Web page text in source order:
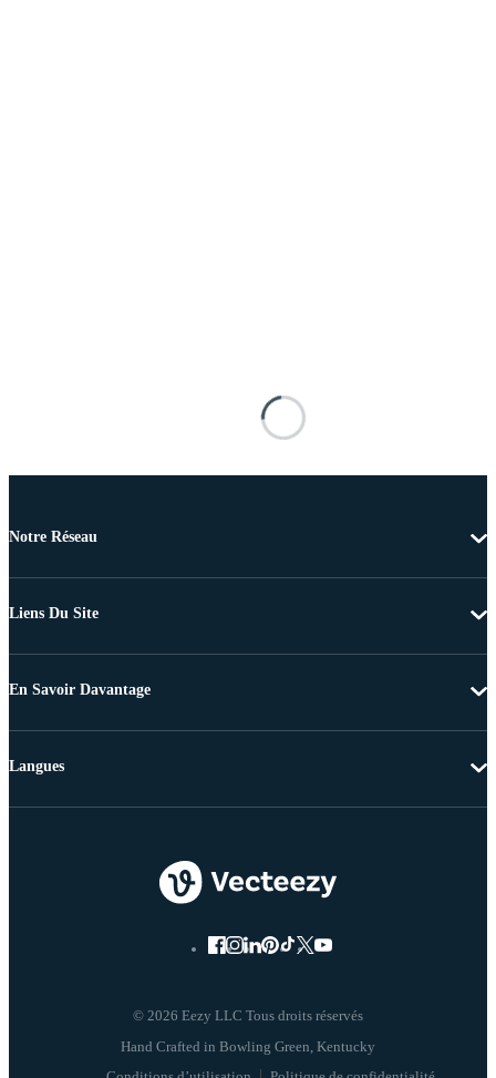
Notre Réseau
Liens Du Site
En Savoir Davantage
© 2026 Eezy LLC Tous droits réservés
Langues